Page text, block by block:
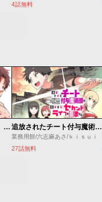
4話無料
最強出戻り中年冒険者は、今さら命なんてかけたくない 追放されたチート付与魔術師は気ままなセカンドライフを謳歌する。 ～俺は武器だけじゃなく、あらゆるものに『強化ポイント』を付与できるし、俺の意思でいつでも効果を解除できるけど、残った人たち大丈夫？～
業務用餅/六志麻あさ/ｋｉｓｕｉ
27話無料